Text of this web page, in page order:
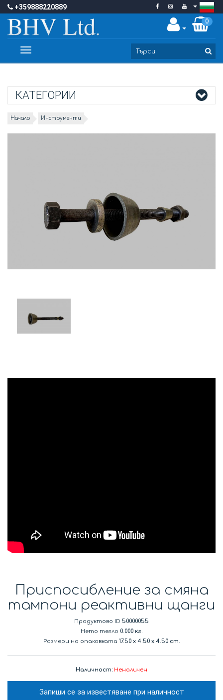
+359888220889
0
Toggle
КАТЕГОРИИ
Начало Инструменти
Приспосибление за смяна
тампони реактивни щанги
Продуктово ID 50000055
Нето тегло 0.000 кг.
Размери на опаковката 17.50 x4.50 x4.50 cm.
Наличност: Неналичен
Запиши се за известяване при наличност